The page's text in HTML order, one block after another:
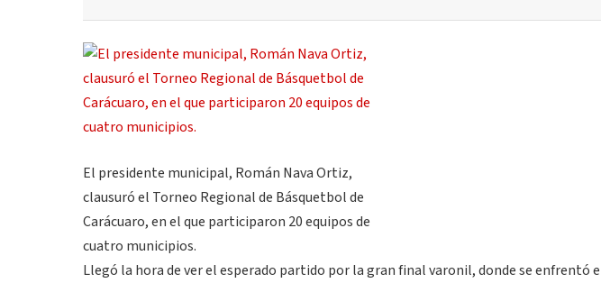
El presidente municipal, Román Nava Ortiz,
clausuró el Torneo Regional de Básquetbol de
Carácuaro, en el que participaron 20 equipos de
cuatro municipios.
Llegó la hora de ver el esperado partido por la gran final varonil, donde se enfrentó